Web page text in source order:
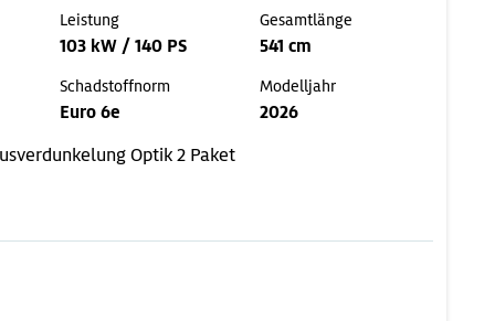
Leistung
103 kW / 140 PS
Gesamtlänge
541 cm
Schadstoffnorm
Euro 6e
Modelljahr
2026
Optik 2 Paket